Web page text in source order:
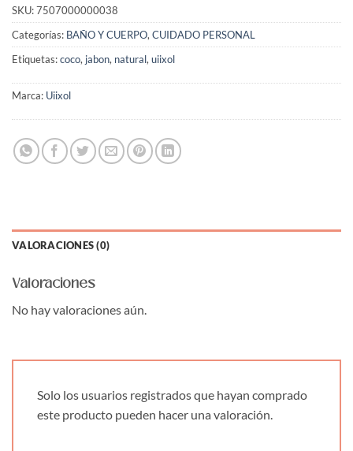
SKU:7507000000038
Categorías: BAÑO Y CUERPO, CUIDADO PERSONAL
Etiquetas:coco, jabon, natural, uiixol
Marca: Uiixol
VALORACIONES (0)
Valoraciones
No hay valoraciones aún.
Solo los usuarios registrados que hayan comprado
este producto pueden hacer una valoración.